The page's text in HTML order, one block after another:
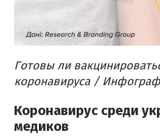
Готовы ли
коронавируса /
Коронавирус среди
медиков